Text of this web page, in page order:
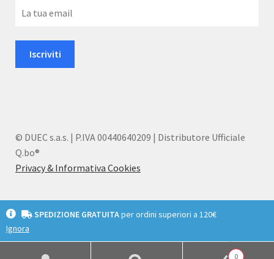
© DUEC s.a.s. | P.IVA 00440640209 | Distributore Ufficiale
Q.bo®
Privacy & Informativa Cookies
0
SPEDIZIONE GRATUITAper ordini superiori a 120€
Ignora
Deutsch